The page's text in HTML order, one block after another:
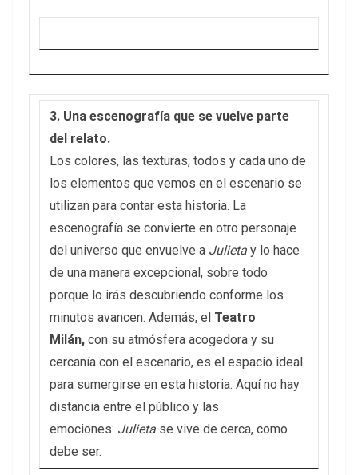
3. Una escenografía que se vuelve parte
del relato.
Los colores, las texturas, todos y cada uno de
los elementos que vemos en el escenario se
utilizan para contar esta historia. La
escenografía se convierte en otro personaje
del universo que envuelve a Julieta y lo hace
de una manera excepcional, sobre todo
porque lo irás descubriendo conforme los
minutos avancen. Además, el Teatro
Milán, con su atmósfera acogedora y su
cercanía con el escenario, es el espacio ideal
para sumergirse en esta historia. Aquí no hay
distancia entre el público y las
emociones: Julieta se vive de cerca, como
debe ser.